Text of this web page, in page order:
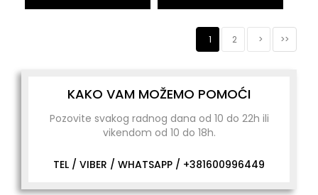
1 2 > >>
KAKO VAM MOŽEMO POMOĆI
Pozovite svakog radnog dana od 10 do 22h ili
vikendom od 10 do 18h.
TEL / VIBER / WHATSAPP / +381600996449